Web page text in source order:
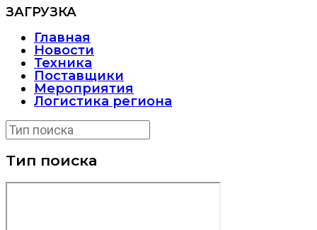
ЗАГРУЗКА
Главная
Новости
Техника
Поставщики
Мероприятия
Логистика региона
Тип поиска